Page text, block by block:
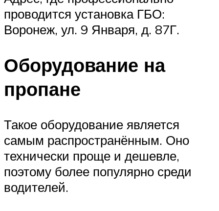
проводится установка ГБО:
Воронеж, ул. 9 Января, д. 87Г.
Оборудование на
пропане
Такое оборудование является
самым распространённым. Оно
технически проще и дешевле,
поэтому более популярно среди
водителей.